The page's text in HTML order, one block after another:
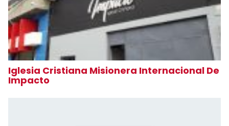
Iglesia Cristiana Misionera Internacional De
Impacto